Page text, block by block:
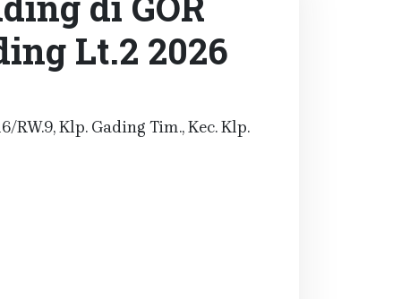
Lt.2 2026
RW.9, Klp. Gading Tim., Kec. Klp.